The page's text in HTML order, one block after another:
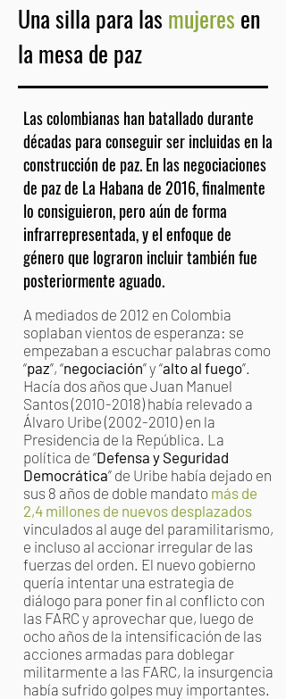
Una silla para las mujeres en
la mesa de paz
Las colombianas han batallado durante
décadas para conseguir ser incluidas en la
construcción de paz​​. En las negociaciones
de paz de La Habana de 2016, finalmente
lo consiguieron, pero aún de forma
infrarrepresentada, y el enfoque de
género que lograron incluir también fue
posteriormente aguado.
A mediados de 2012 en Colombia
soplaban vientos de esperanza: se
empezaban a escuchar palabras como
“paz”, “negociación” y “alto al fuego”.
Hacía dos años que Juan Manuel
Santos(2010-2018) había relevado a
Álvaro Uribe(2002-2010) en la
Presidencia de la República. La
política de “Defensa y Seguridad
Democrática” de Uribe había dejado en
sus 8 años de doble mandato más de
2,4 millones de nuevos desplazados
vinculados al auge del paramilitarismo,
e incluso al accionar irregular de las
fuerzas del orden. El nuevo gobierno
quería intentar una estrategia de
diálogo para poner fin al conflicto con
las FARC y aprovechar que, luego de
ocho años de la intensificación de las
acciones armadas para doblegar
militarmente a las FARC, la insurgencia
había sufrido golpes muy importantes.